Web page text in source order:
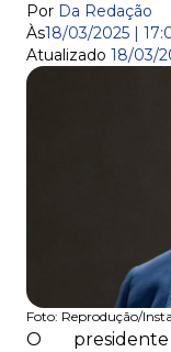
Por Da Redação
Às18/03/2025 |
Atualizado 18/03/
Foto: Reprodução/
O